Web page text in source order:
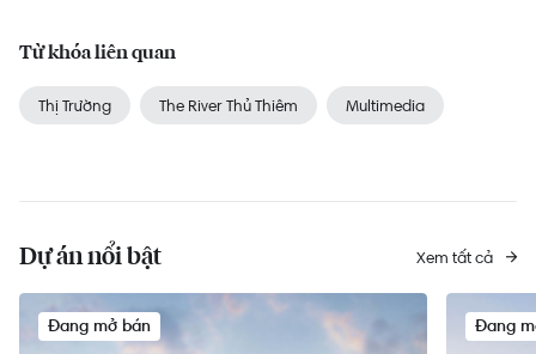
Từ khóa liên quan
Thị Trường The River Thủ Thiêm Multimedia
Dự án nổi bật Xem tất cả
Đang mở bán Đang